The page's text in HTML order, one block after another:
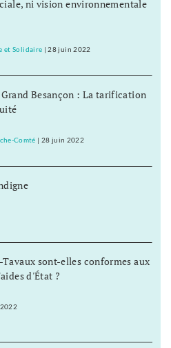
ni vision environnementale
et Solidaire |28 juin 2022
Besançon : La tarification
Comté | 28 juin 2022
sont-elles conformes aux
d'État ?